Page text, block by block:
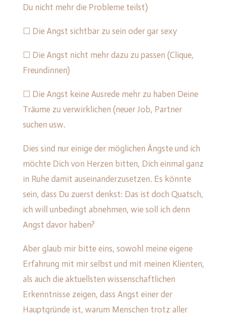
Du nicht mehr die Probleme teilst)
☐ Die Angst sichtbar zu sein oder gar sexy
☐ Die Angst nicht mehr dazu zu passen (Clique,
Freundinnen)
☐ Die Angst keine Ausrede mehr zu haben Deine
Träume zu verwirklichen (neuer Job, Partner
suchen usw.
Dies sind nur einige der möglichen Ängste und ich
möchte Dich von Herzen bitten, Dich einmal ganz
in Ruhe damit auseinanderzusetzen. Es könnte
sein, dass Du zuerst denkst: Das ist doch Quatsch,
ich will unbedingt abnehmen, wie soll ich denn
Angst davor haben?
Aber glaub mir bitte eins, sowohl meine eigene
Erfahrung mit mir selbst und mit meinen Klienten,
als auch die aktuellsten wissenschaftlichen
Erkenntnisse zeigen, dass Angst einer der
Hauptgründe ist, warum Menschen trotz aller